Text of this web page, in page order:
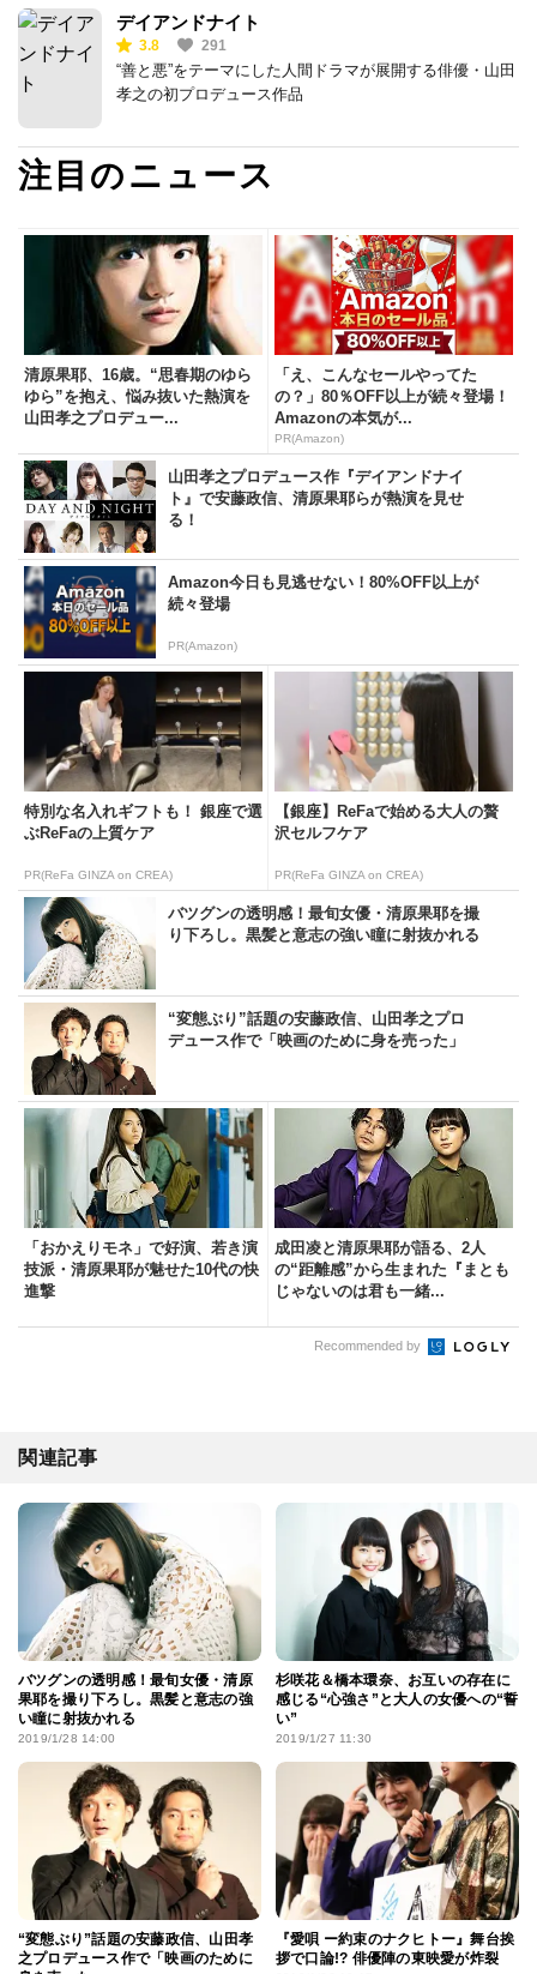
デイアンドナイト
3.8 291
“善と悪”をテーマにした人間ドラマが展開する俳優・山田
孝之の初プロデュース作品
注目のニュース
清原果耶、16歳。“思春期のゆら
ゆら”を抱え、悩み抜いた熱演を
山田孝之プロデュー...
「え、こんなセールやってた
の？」80％OFF以上が続々登場！
Amazonの本気が...
PR(Amazon)
山田孝之プロデュース作『デイアンドナイ
ト』で安藤政信、清原果耶らが熱演を見せ
る！
Amazon今日も見逃せない！80%OFF以上が
続々登場
PR(Amazon)
特別な名入れギフトも！ 銀座で選
ぶReFaの上質ケア
PR(ReFa GINZA on CREA)
【銀座】ReFaで始める大人の贅
沢セルフケア
PR(ReFa GINZA on CREA)
バツグンの透明感！最旬女優・清原果耶を撮
り下ろし。黒髪と意志の強い瞳に射抜かれる
“変態ぶり”話題の安藤政信、山田孝之プロ
デュース作で「映画のために身を売った」
「おかえりモネ」で好演、若き演
技派・清原果耶が魅せた10代の快
進撃
成田凌と清原果耶が語る、2人
の“距離感”から生まれた『まとも
じゃないのは君も一緒...
Recommended by
関連記事
バツグンの透明感！最旬女優・清原
果耶を撮り下ろし。黒髪と意志の強
い瞳に射抜かれる
2019/1/28 14:00
杉咲花＆橋本環奈、お互いの存在に
感じる“心強さ”と大人の女優への“誓
い”
2019/1/27 11:30
“変態ぶり”話題の安藤政信、山田孝
之プロデュース作で「映画のために
『愛唄 ー約束のナクヒトー』舞台挨
拶で口論!? 俳優陣の東映愛が炸裂